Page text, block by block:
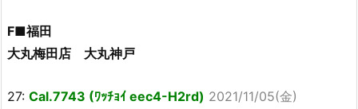
F■福田
大丸梅田店 大丸神戸
27: Cal.7743 (ﾜｯﾁｮｲ eec4-H2rd) 2021/11/05(金)